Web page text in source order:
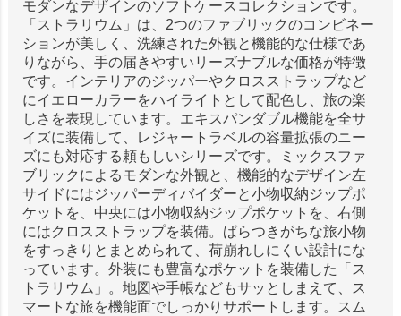
モダンなデザインのソフトケースコレクションです。
「ストラリウム」は、2つのファブリックのコンビネー
ションが美しく、洗練された外観と機能的な仕様であ
りながら、手の届きやすいリーズナブルな価格が特徴
です。インテリアのジッパーやクロスストラップなど
にイエローカラーをハイライトとして配色し、旅の楽
しさを表現しています。エキスパンダブル機能を全サ
イズに装備して、レジャートラベルの容量拡張のニー
ズにも対応する頼もしいシリーズです。ミックスファ
ブリックによるモダンな外観と、機能的なデザイン左
サイドにはジッパーディバイダーと小物収納ジップポ
ケットを、中央には小物収納ジップポケットを、右側
にはクロスストラップを装備。ばらつきがちな旅小物
をすっきりとまとめられて、荷崩れしにくい設計にな
っています。外装にも豊富なポケットを装備した「ス
トラリウム」。地図や手帳などもサッとしまえて、ス
マートな旅を機能面でしっかりサポートします。スム